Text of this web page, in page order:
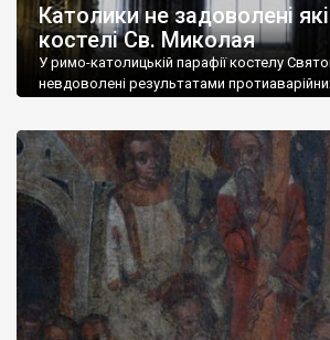
Католики не задоволені
костелі Св. Миколая
У римо-католицькій парафії костелу
невдоволені результатами
не відчистили сажу, а в деяких –
штукатуркою та будматеріалами.
відділену спеціальною сіткою, щоб
частини оздоблення не […]